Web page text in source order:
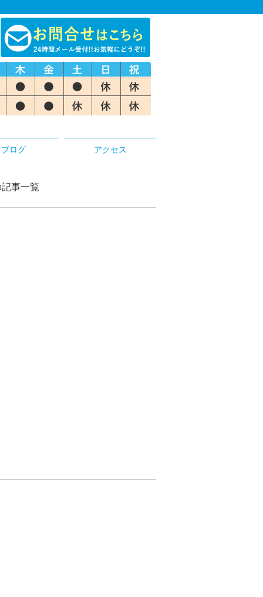
ブログ アクセス
事一覧